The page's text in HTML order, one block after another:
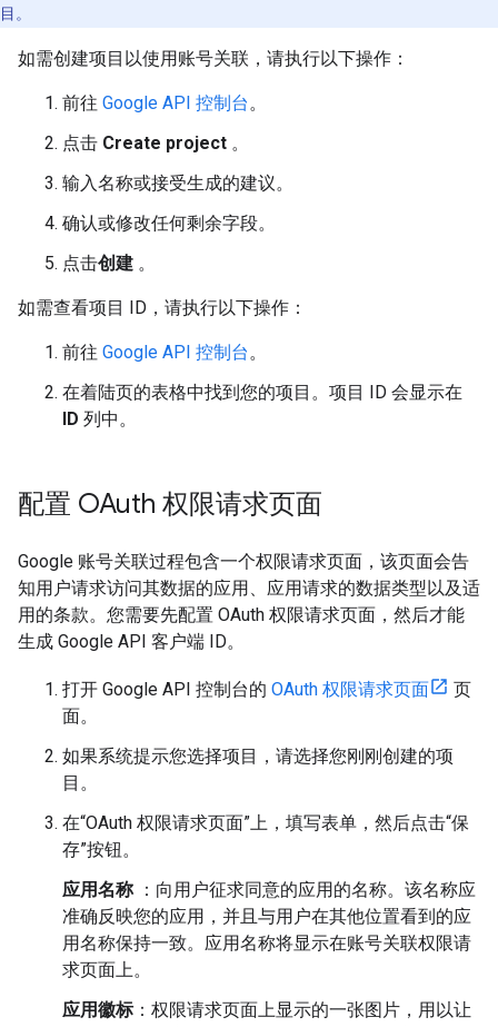
目。
如需创建项目以使用账号关联，请执行以下操作：
前往 Google API 控制台。
点击 Create project 。
输入名称或接受生成的建议。
确认或修改任何剩余字段。
点击创建 。
如需查看项目 ID，请执行以下操作：
前往 Google API 控制台。
在着陆页的表格中找到您的项目。项目 ID 会显示在
ID 列中。
配置 OAuth 权限请求页面
Google 账号关联过程包含一个权限请求页面，该页面会告
知用户请求访问其数据的应用、应用请求的数据类型以及适
用的条款。您需要先配置 OAuth 权限请求页面，然后才能
生成 Google API 客户端 ID。
打开 Google API 控制台的 OAuth 权限请求页面
页
面。
如果系统提示您选择项目，请选择您刚刚创建的项
目。
在“OAuth 权限请求页面”上，填写表单，然后点击“保
存”按钮。
应用名称：向用户征求同意的应用的名称。该名称应
准确反映您的应用，并且与用户在其他位置看到的应
用名称保持一致。应用名称将显示在账号关联权限请
求页面上。
应用徽标：权限请求页面上显示的一张图片，用以让